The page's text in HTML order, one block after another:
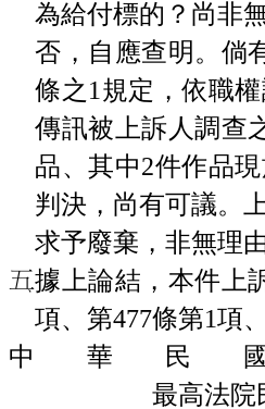
為給付標的？尚非
否，自應查明。倘
條之1規定，依職
傳訊被上訴人調查
品、其中2件作品
判決，尚有可議。
求予廢棄，非無理
據上論結，本件上
項、第477條第1項
中 華 民
最高法院民